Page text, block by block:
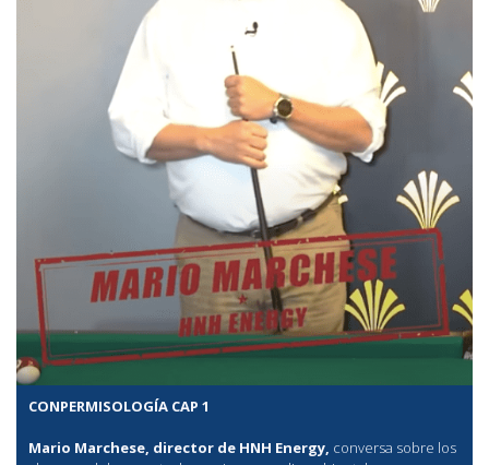
CONPERMISOLOGÍA CAP 1
Mario Marchese, director de HNH Energy, conversa sobre los